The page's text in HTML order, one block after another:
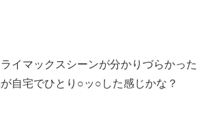
イマックスシーンが分かりづらかった
自宅でひとり○ッ○した感じかな？